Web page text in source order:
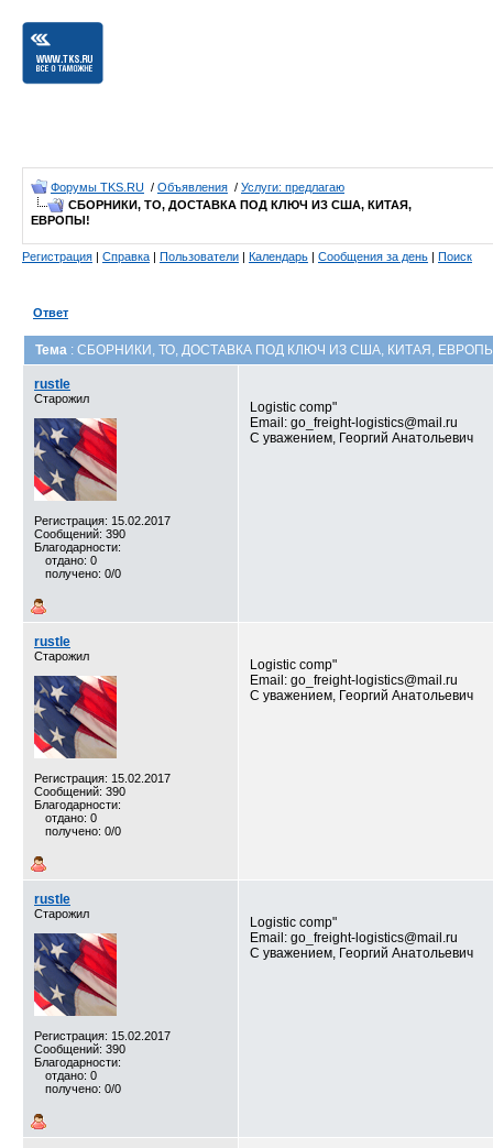
Форумы TKS.RU / Объявления / Услуги: предлагаю
СБОРНИКИ, ТО, ДОСТАВКА ПОД КЛЮЧ ИЗ США, КИТАЯ,
ЕВРОПЫ!
Регистрация | Справка | Пользователи | Календарь | Сообщения за день | Поиск
Ответ
Тема : СБОРНИКИ, ТО, ДОСТАВКА ПОД КЛЮЧ ИЗ США, КИТАЯ,
rustle
Старожил
Регистрация: 15.02.2017
Сообщений: 390
Благодарности:
отдано: 0
получено: 0/0
Logistic comp"
Email: go_freight-logistics@mail.ru
С уважением, Георгий Анатольевич
rustle
Старожил
Регистрация: 15.02.2017
Сообщений: 390
Благодарности:
отдано: 0
получено: 0/0
Logistic comp"
Email: go_freight-logistics@mail.ru
С уважением, Георгий Анатольевич
rustle
Старожил
Регистрация: 15.02.2017
Сообщений: 390
Благодарности:
отдано: 0
получено: 0/0
Logistic comp"
Email: go_freight-logistics@mail.ru
С уважением, Георгий Анатольевич